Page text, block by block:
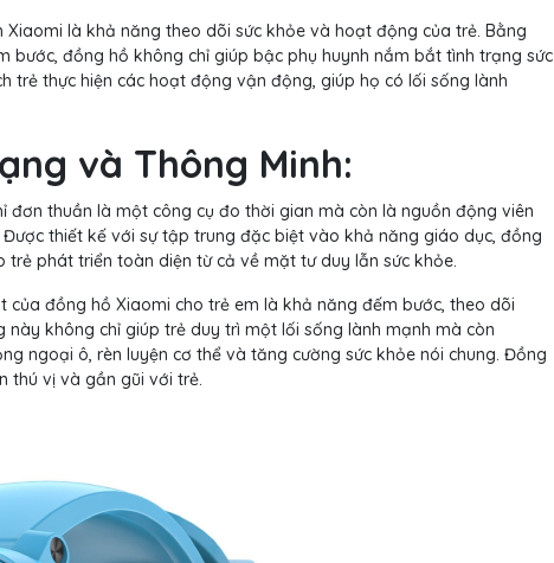
là khả năng theo dõi sức khỏe và hoạt động của trẻ. Bằng
bước, đồng hồ không chỉ giúp bậc phụ huynh nắm bắt tình trạng sức
trẻ thực hiện các hoạt động vận động, giúp họ có lối sống lành
và Thông Minh:
đơn thuần là một công cụ đo thời gian mà còn là nguồn động viên
thiết kế với sự tập trung đặc biệt vào khả năng giáo dục, đồng
phát triển toàn diện từ cả về mặt tư duy lẫn sức khỏe.
đồng hồ Xiaomi cho trẻ em là khả năng đếm bước, theo dõi
không chỉ giúp trẻ duy trì một lối sống lành mạnh mà còn
ngoại ô, rèn luyện cơ thể và tăng cường sức khỏe nói chung. Đồng
thú vị và gần gũi với trẻ.